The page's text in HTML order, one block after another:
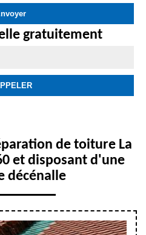
gratuitement
de toiture La
et disposant d'une
décénalle